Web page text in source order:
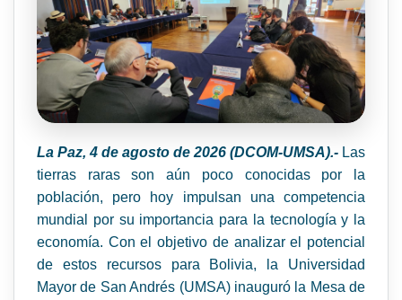
La Paz, 4 de agosto de 2026 (DCOM-UMSA).- Las
tierras raras son aún poco conocidas por la
población, pero hoy impulsan una competencia
mundial por su importancia para la tecnología y la
economía. Con el objetivo de analizar el potencial
de estos recursos para Bolivia, la Universidad
Mayor de San Andrés (UMSA) inauguró la Mesa de